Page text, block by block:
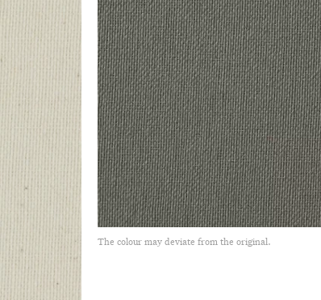
The colour may deviate from the original.